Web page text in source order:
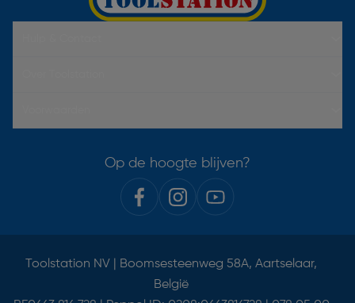
Op de hoogte blijven?
Toolstation NV | Boomsesteenweg 58A, Aartselaar,
België